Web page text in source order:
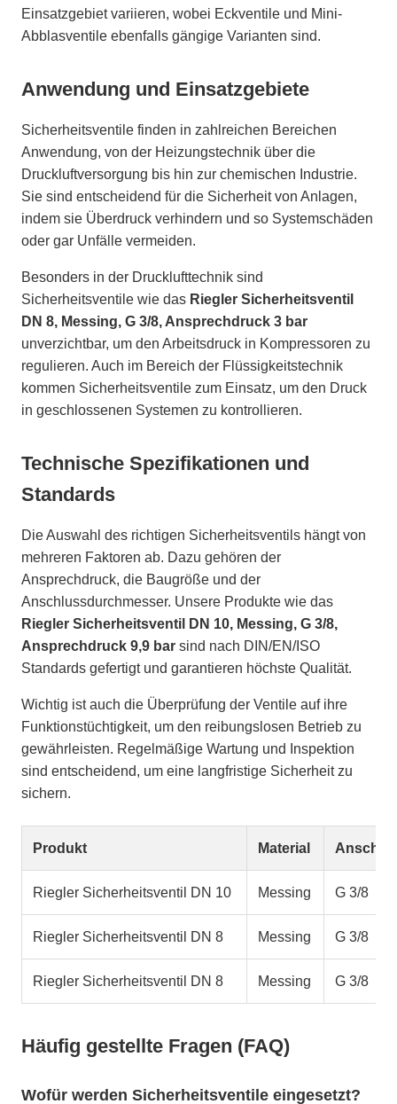
Einsatzgebiet variieren, wobei Eckventile und Mini-
Abblasventile ebenfalls gängige Varianten sind.
Anwendung und Einsatzgebiete
Sicherheitsventile finden in zahlreichen Bereichen
Anwendung, von der Heizungstechnik über die
Druckluftversorgung bis hin zur chemischen Industrie.
Sie sind entscheidend für die Sicherheit von Anlagen,
indem sie Überdruck verhindern und so Systemschäden
oder gar Unfälle vermeiden.
Besonders in der Drucklufttechnik sind
Sicherheitsventile wie das Riegler Sicherheitsventil
DN 8, Messing, G 3/8, Ansprechdruck 3 bar
unverzichtbar, um den Arbeitsdruck in Kompressoren zu
regulieren. Auch im Bereich der Flüssigkeitstechnik
kommen Sicherheitsventile zum Einsatz, um den Druck
in geschlossenen Systemen zu kontrollieren.
Technische Spezifikationen und
Standards
Die Auswahl des richtigen Sicherheitsventils hängt von
mehreren Faktoren ab. Dazu gehören der
Ansprechdruck, die Baugröße und der
Anschlussdurchmesser. Unsere Produkte wie das
Riegler Sicherheitsventil DN 10, Messing, G 3/8,
Ansprechdruck 9,9 bar sind nach DIN/EN/ISO
Standards gefertigt und garantieren höchste Qualität.
Wichtig ist auch die Überprüfung der Ventile auf ihre
Funktionstüchtigkeit, um den reibungslosen Betrieb zu
gewährleisten. Regelmäßige Wartung und Inspektion
sind entscheidend, um eine langfristige Sicherheit zu
sichern.
Produkt Material
Riegler Sicherheitsventil DN 10 Messing G 3/8
Riegler Sicherheitsventil DN 8 Messing G 3/8
Riegler Sicherheitsventil DN 8 Messing G 3/8
Häufig gestellte Fragen (FAQ)
Wofür werden Sicherheitsventile eingesetzt?